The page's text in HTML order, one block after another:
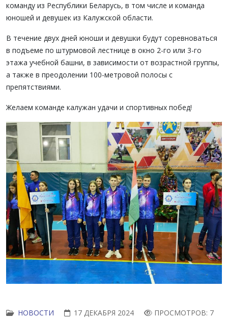
команду из Республики Беларусь, в том числе и команда
юношей и девушек из Калужской области.
В течение двух дней юноши и девушки будут соревноваться
в подъеме по штурмовой лестнице в окно 2-го или 3-го
этажа учебной башни, в зависимости от возрастной группы,
а также в преодолении 100-метровой полосы с
препятствиями.
Желаем команде калужан удачи и спортивных побед!
НОВОСТИ 17 ДЕКАБРЯ 2024 ПРОСМОТРОВ: 7